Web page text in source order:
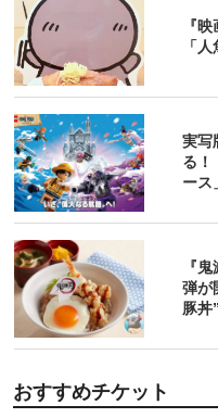
『
「
実写
る！
ース
『
弾が
豚丼
おすすめチケット